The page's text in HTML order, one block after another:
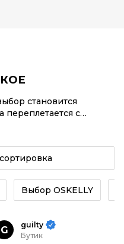
становится
с
– ISABEL MARANT
с быстрой доставкой
и мы тоже! Винтажные
Женское из новых
или в приложении
инструментов.
Выбор OSKELLY
G
guilty
Бутик